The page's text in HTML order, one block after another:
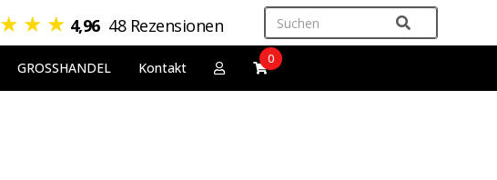
★ ★ ★ 4,96 48 Rezensionen
GROSSHANDEL Kontakt
0